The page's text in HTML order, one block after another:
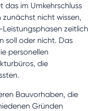
das im Umkehrschluss
zunächst nicht wissen,
zeitlich
soll oder nicht. Das
personellen
die
Bauvorhaben, die
Gründen